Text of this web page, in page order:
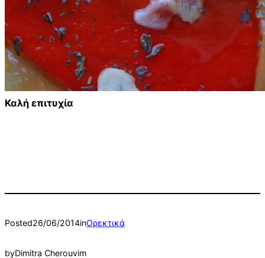
Καλή επιτυχία
Posted26/06/2014inΟρεκτικά
byDimitra Cherouvim